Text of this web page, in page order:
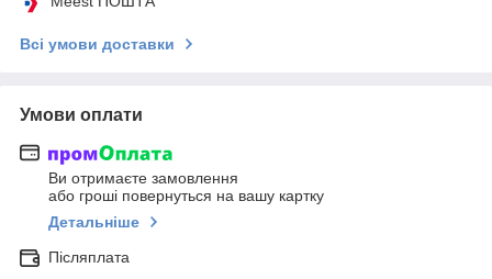
Всі умови доставки
Умови оплати
Ви отримаєте замовлення
або гроші повернуться на вашу картку
Детальніше
Післяплата